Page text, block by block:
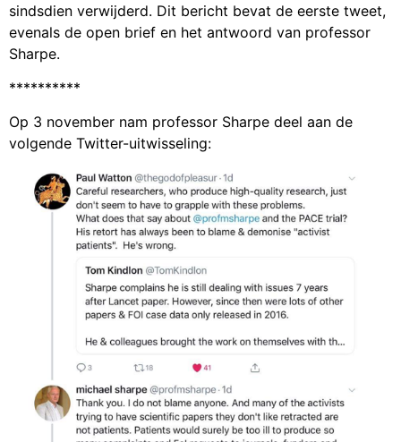
sindsdien verwijderd. Dit bericht bevat de eerste tweet,
evenals de open brief en het antwoord van professor
Sharpe.
**********
Op 3 november nam professor Sharpe deel aan de
volgende Twitter-uitwisseling: